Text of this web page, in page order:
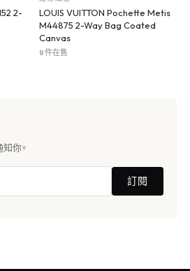
2-
LOUIS VUITTON Pochette Metis
M44875 2-Way Bag Coated
Canvas
8 件在售
你。
訂閱